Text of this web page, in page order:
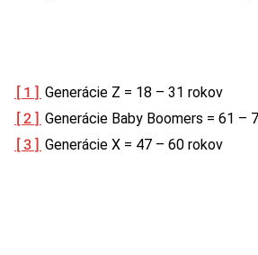
[1] Generácie Z = 18 – 31 rokov
[2] Generácie Baby Boomers = 61 –
[3] Generácie X = 47 – 60 rokov